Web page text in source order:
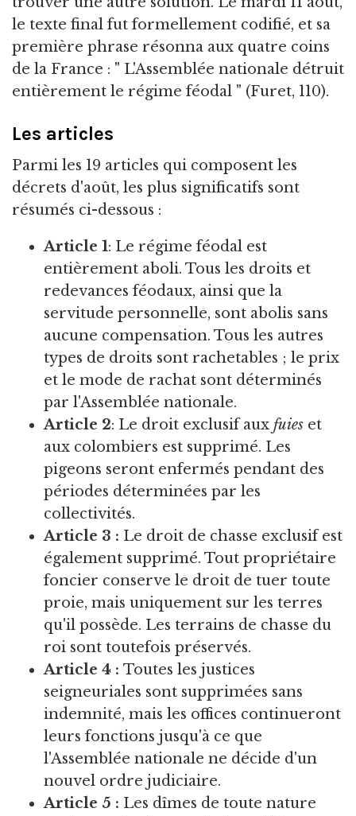
le texte final fut formellement codifié, et sa
première phrase résonna aux quatre coins
de la France : " L'Assemblée nationale détruit
entièrement le régime féodal " (Furet, 110).
Les articles
Parmi les 19 articles qui composent les
décrets d'août, les plus significatifs sont
résumés ci-dessous :
Article 1: Le régime féodal est
entièrement aboli. Tous les droits et
redevances féodaux, ainsi que la
servitude personnelle, sont abolis sans
aucune compensation. Tous les autres
types de droits sont rachetables ; le prix
et le mode de rachat sont déterminés
par l'Assemblée nationale.
Article 2: Le droit exclusif aux fuies et
aux colombiers est supprimé. Les
pigeons seront enfermés pendant des
périodes déterminées par les
collectivités.
Article 3 : Le droit de chasse exclusif est
également supprimé. Tout propriétaire
foncier conserve le droit de tuer toute
proie, mais uniquement sur les terres
qu'il possède. Les terrains de chasse du
roi sont toutefois préservés.
Article 4 : Toutes les justices
seigneuriales sont supprimées sans
indemnité, mais les offices continueront
leurs fonctions jusqu'à ce que
l'Assemblée nationale ne décide d'un
nouvel ordre judiciaire.
Article 5 : Les dîmes de toute nature